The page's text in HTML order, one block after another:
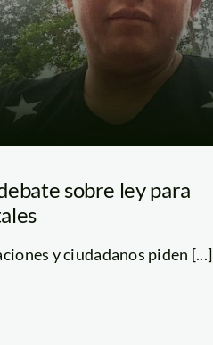
sobre ley para
y ciudadanos piden [...]